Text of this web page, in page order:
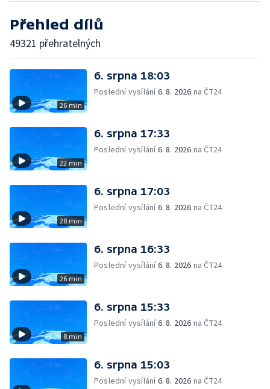
Přehled dílů
49321 přehratelných
26 min
6. srpna 18:03
Poslední vysílání6. 8. 2026 na ČT24
22 min
6. srpna 17:33
Poslední vysílání6. 8. 2026 na ČT24
28 min
6. srpna 17:03
Poslední vysílání6. 8. 2026 na ČT24
26 min
6. srpna 16:33
Poslední vysílání6. 8. 2026 na ČT24
8 min
6. srpna 15:33
Poslední vysílání6. 8. 2026 na ČT24
6. srpna 15:03
Poslední vysílání6. 8. 2026 na ČT24